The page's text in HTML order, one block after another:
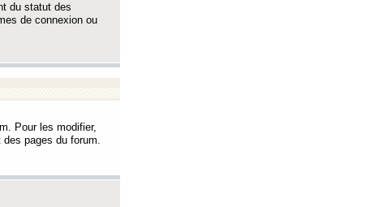
du statut des
de connexion ou
Pour les modifier,
pages du forum.